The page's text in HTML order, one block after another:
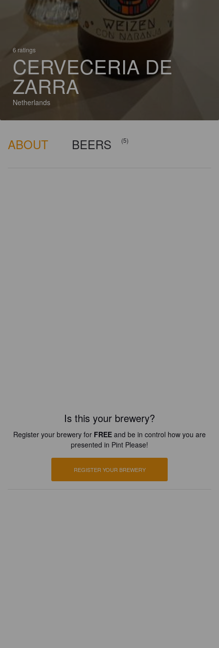
6 ratings
CERVECERIA DE
ZARRA
Netherlands
ABOUT BEERS (5)
Is this your brewery?
Register your brewery for FREE and be in control how you are
presented in Pint Please!
REGISTER YOUR BREWERY